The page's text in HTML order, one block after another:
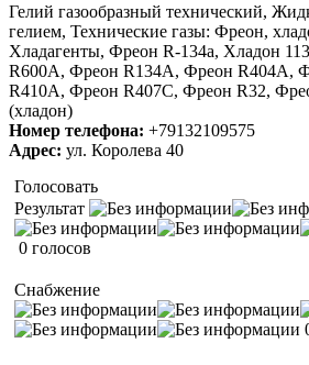
Гелий газообразный технический,
гелием, Технические газы: Фреон,
Хладагенты, Фреон R-134a, Хладон
R600A, Фреон R134A, Фреон R404A,
R410A, Фреон R407С, Фреон R32,
(хладон)
Номер телефона: +79132109575
Адрес: ул. Королева 40
Голосовать
Результат
0 голосов
Снабжение